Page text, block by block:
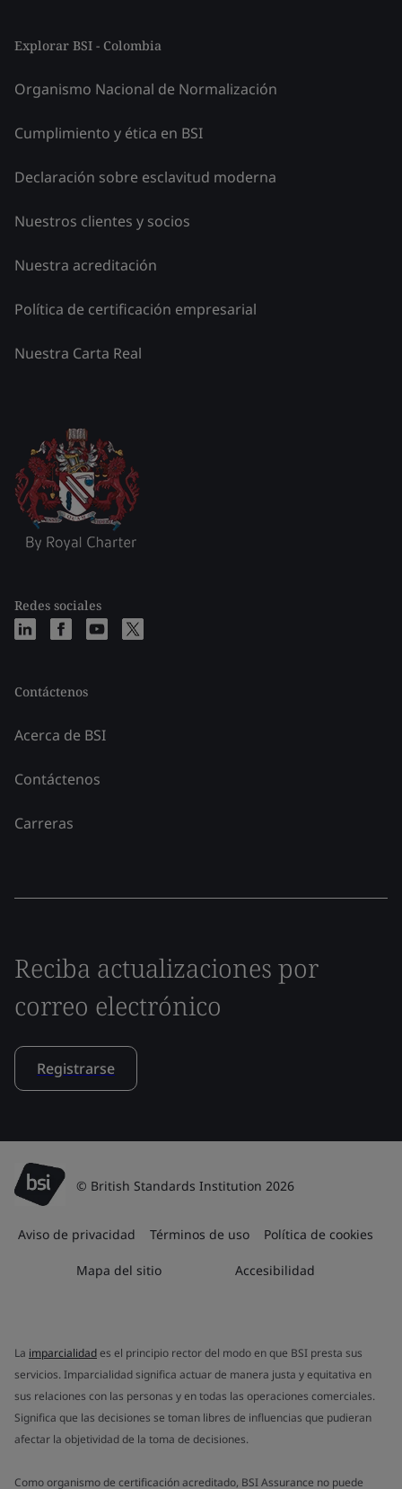
Explorar BSI - Colombia
Organismo Nacional de Normalización
Cumplimiento y ética en BSI
Declaración sobre esclavitud moderna
Nuestros clientes y socios
Nuestra acreditación
Política de certificación empresarial
Nuestra Carta Real
Redes sociales
Contáctenos
Acerca de BSI
Contáctenos
Carreras
Reciba actualizaciones por
correo electrónico
Registrarse
© British Standards Institution 2026
Aviso de privacidad Términos de uso Política de cookies
Mapa del sitio Accesibilidad
La imparcialidades el principio rector del modo en que BSI presta sus
servicios. Imparcialidad significa actuar de manera justa y equitativa en
sus relaciones con las personas y en todas las operaciones comerciales.
Significa que las decisiones se toman libres de influencias que pudieran
afectar la objetividad de la toma de decisiones.
Como organismo de certificación acreditado, BSI Assurance no puede